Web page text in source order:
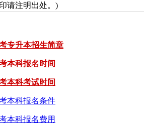
请注明出处。)
专升本招生简章
本科报名时间
本科考试时间
本科报名条件
本科报名费用